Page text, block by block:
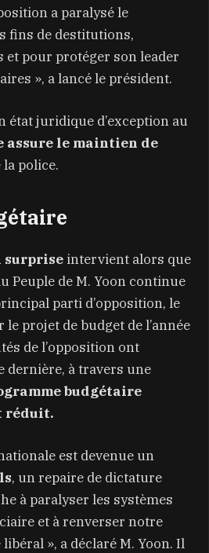
a paralysé le
fins de destitutions,
et pour protéger son leader
», a lancé le président.
état juridique d’exception au
assure le maintien de
la police.
intervient alors que
Peuple de M. Yoon continue
parti d’opposition, le
projet de budget de l’année
de l’opposition ont
dernière, à travers une
budgétaire
réduit.
est devenue un
, un repaire de dictature
à paralyser les systèmes
et à renverser notre
», a déclaré M. Yoon. Il